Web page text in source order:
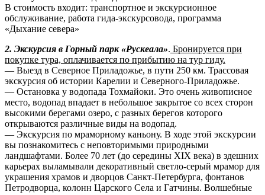
В стоимость входит: транспортное и экскурсионное
обслуживание, работа гида-экскурсовода, программа
«Дыхание севера»
2. Экскурсия в Горный парк «Рускеала». Бронируется при
покупке тура, оплачивается по прибытию на тур гиду.
— Выезд в Северное Приладожье, в пути 250 км. Трассовая
экскурсия об истории Карелии и Северного-Приладожье.
— Остановка у водопада Тохмайоки. Это очень живописное
место, водопад впадает в небольшое закрытое со всех сторон
высокими берегами озеро, с разных берегов которого
открываются различные виды на водопад.
— Экскурсия по мраморному каньону. В ходе этой экскурсии
вы познакомитесь с неповторимыми природными
ландшафтами. Более 70 лет (до середины ХIХ века) в здешних
карьерах выламывали декоративный светло-серый мрамор для
украшения храмов и дворцов Санкт-Петербурга, фонтанов
Петродворца, колонн Царского Села и Гатчины. Волшебные